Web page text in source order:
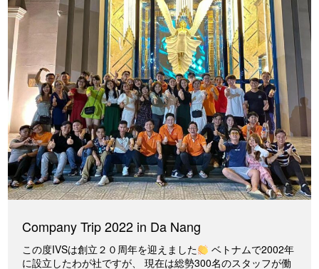
Company Trip 2022 in Da Nang
この度IVSは創立２０周年を迎えました
ベトナムで2002年
に設立したわが社ですが、 現在は総勢300名のスタッフが働